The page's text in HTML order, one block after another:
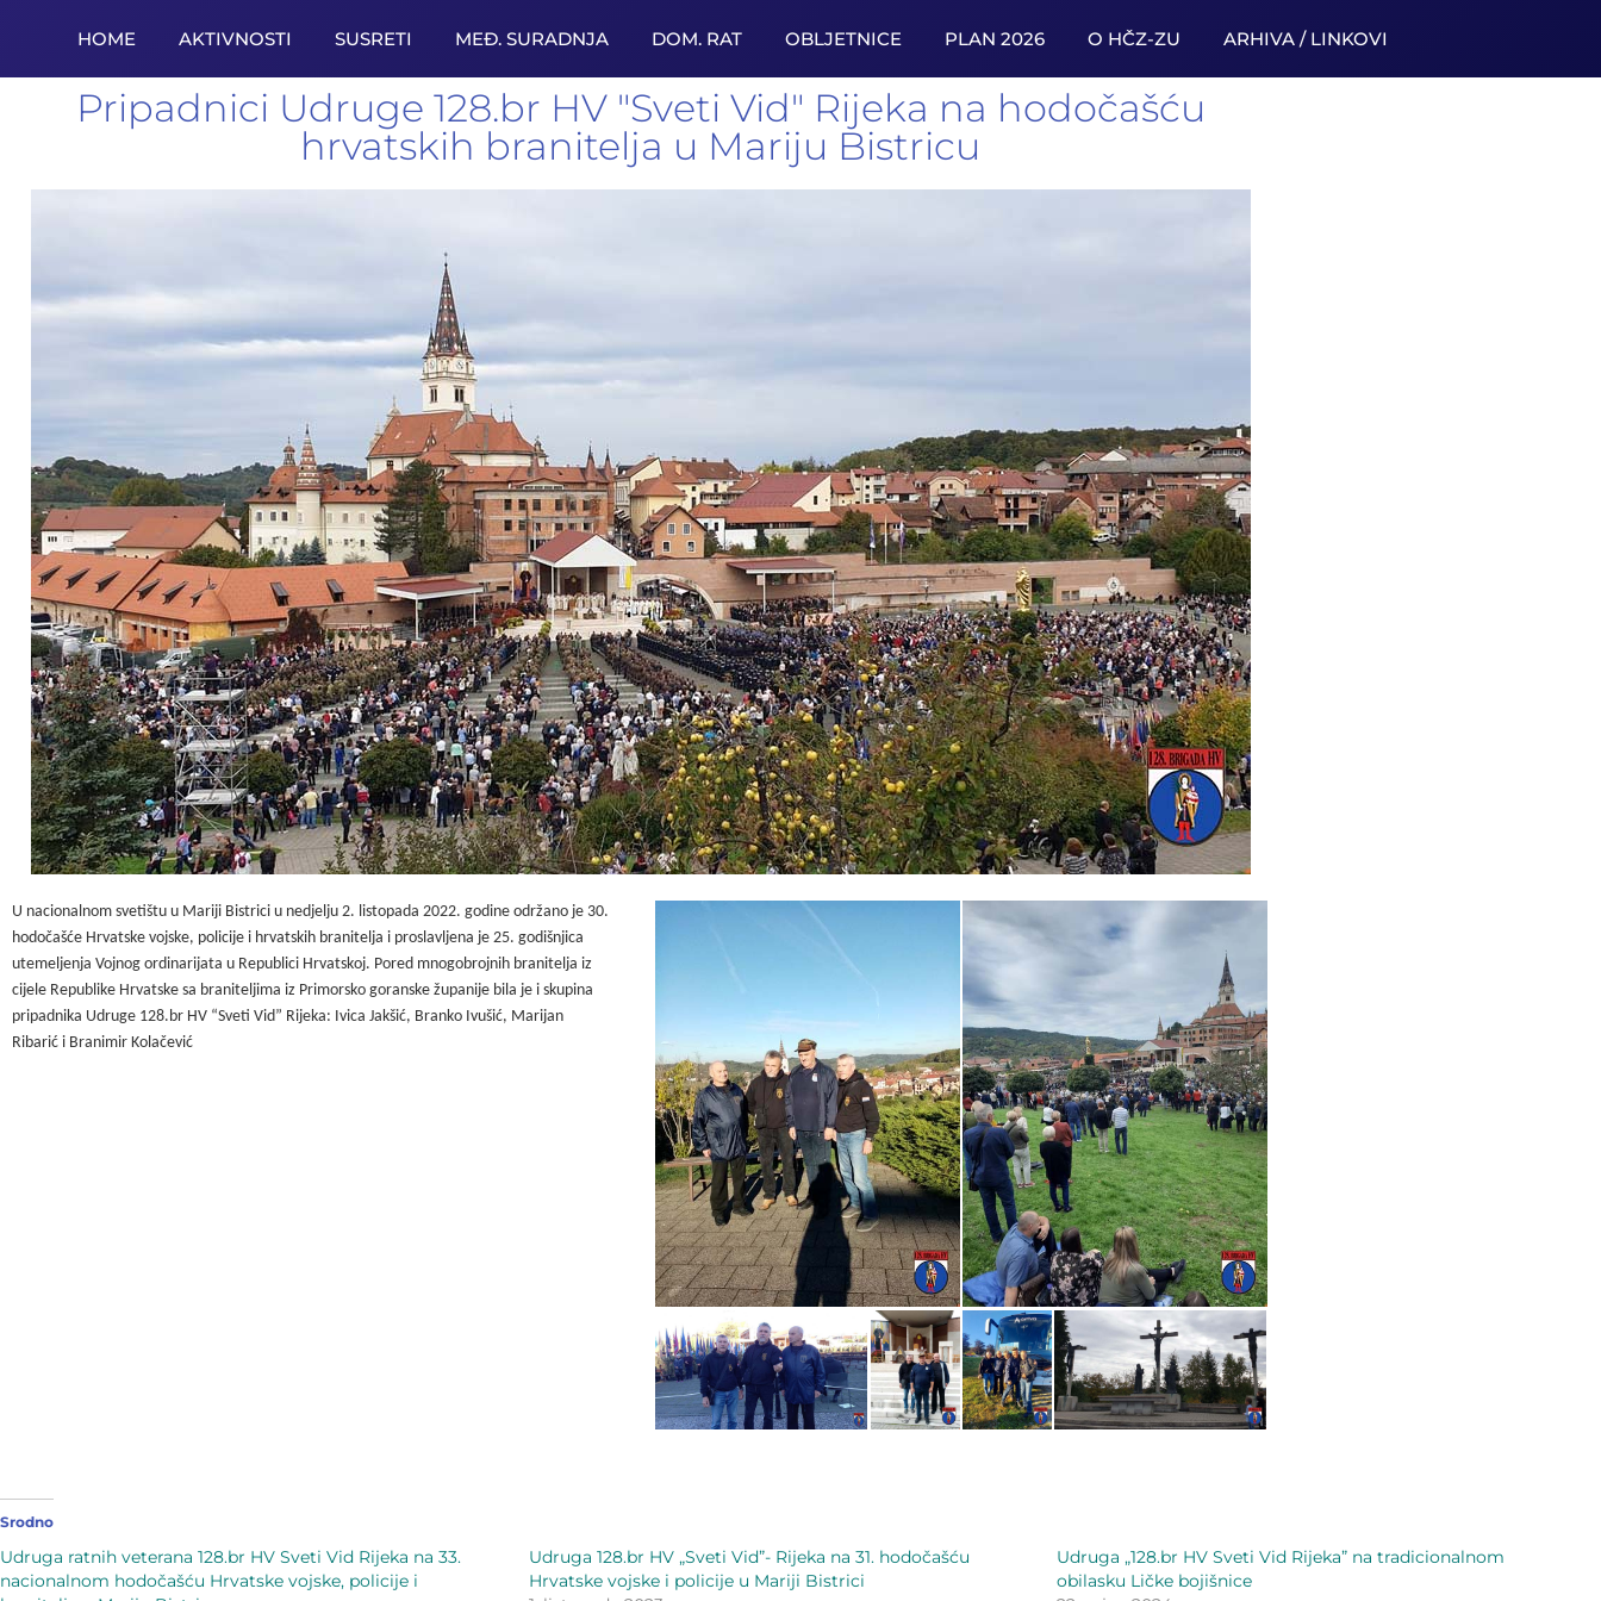
HOME AKTIVNOSTI SUSRETI MEĐ. SURADNJA DOM. RAT OBLJETNICE PLAN 2026 O HČZ-ZU ARHIVA / LINKOVI
Pripadnici Udruge 128.br HV "Sveti Vid" Rijeka na hodočašću
hrvatskih branitelja u Mariju Bistricu
U nacionalnom svetištu u Mariji Bistrici u nedjelju 2. listopada 2022. godine održano je 30.
hodočašće Hrvatske vojske, policije i hrvatskih branitelja i proslavljena je 25. godišnjica
utemeljenja Vojnog ordinarijata u Republici Hrvatskoj. Pored mnogobrojnih branitelja iz
cijele Republike Hrvatske sa braniteljima iz Primorsko goranske županije bila je i skupina
pripadnika Udruge 128.br HV “Sveti Vid” Rijeka: Ivica Jakšić, Branko Ivušić, Marijan
Ribarić i Branimir Kolačević
Srodno
Udruga ratnih veterana 128.br HV Sveti Vid Rijeka na 33.
nacionalnom hodočašću Hrvatske vojske, policije i
Udruga 128.br HV „Sveti Vid”- Rijeka na 31. hodočašću
Hrvatske vojske i policije u Mariji Bistrici
Udruga „128.br HV Sveti Vid Rijeka” na tradicionalnom
obilasku Ličke bojišnice